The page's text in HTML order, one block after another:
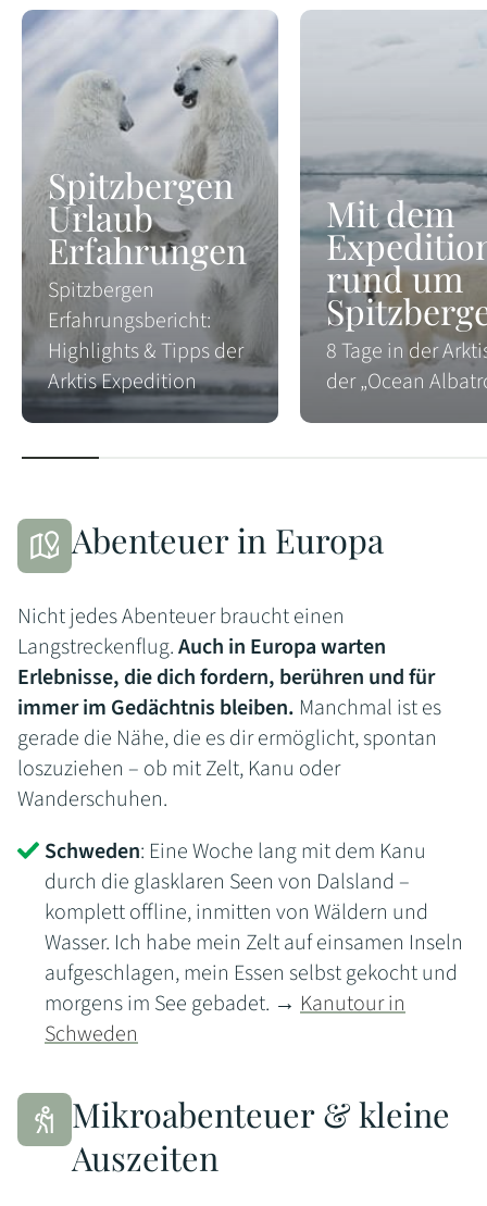
Spitzbergen
Urlaub
Erfahrungen
Spitzbergen
Erfahrungsbericht:
Highlights & Tipps der
Arktis Expedition
Mit dem
rund um
8 Tage in der
der „Ocean
Abenteuer in Europa
Nicht jedes Abenteuer braucht einen
Langstreckenflug.Auch in Europa warten
Erlebnisse, die dich fordern, berühren und für
immer im Gedächtnis bleiben. Manchmal ist es
gerade die Nähe, die es dir ermöglicht, spontan
loszuziehen – ob mit Zelt, Kanu oder
Wanderschuhen.
Schweden: Eine Woche lang mit dem Kanu
durch die glasklaren Seen von Dalsland –
komplett offline, inmitten von Wäldern und
Wasser. Ich habe mein Zelt auf einsamen Inseln
aufgeschlagen, mein Essen selbst gekocht und
morgens im See gebadet. → Kanutour in
Schweden
Mikroabenteuer & kleine
Auszeiten